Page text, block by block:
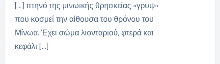
[…] πτηνό της μινωικής θρησκείας «γρυψ»
που κοσμεί την αίθουσα του θρόνου του
Μίνωα. Έχει σώμα λιονταριού, φτερά και
κεφάλι […]